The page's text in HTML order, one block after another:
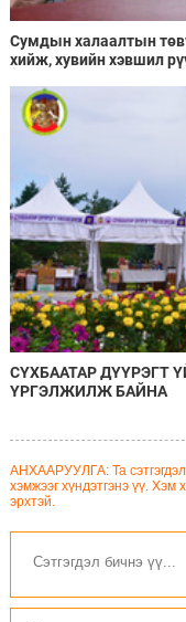
Сумдын халаалтын
хийж, хувийн хэвшил
СҮХБААТАР ДҮҮРЭГТ
ҮРГЭЛЖИЛЖ БАЙНА
АНХААРУУЛГА: Та
хэмжээг хүндэтгэнэ үү. Хэм
эрхтэй.